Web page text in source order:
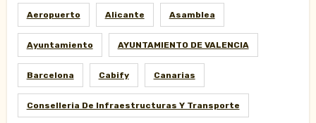
Aeropuerto Alicante Asamblea
Ayuntamiento AYUNTAMIENTO DE VALENCIA
Barcelona Cabify Canarias
Conselleria De Infraestructuras Y Transporte